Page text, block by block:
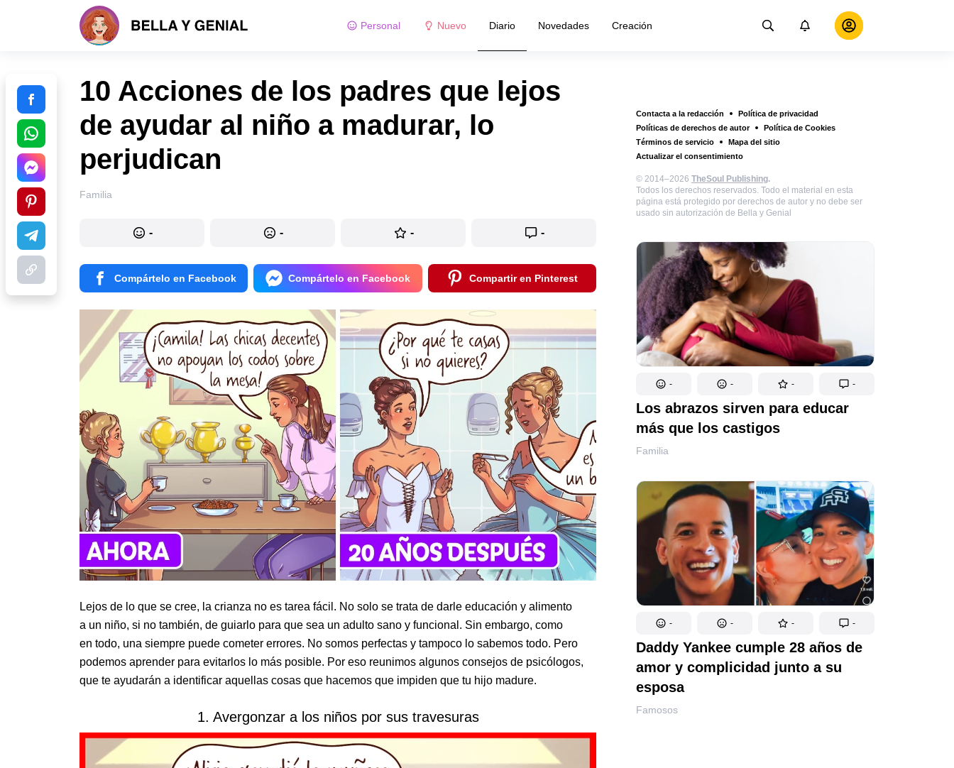
Personal Nuevo Diario Novedades Creación
Contacta a la redacción
Política de privacidad
Políticas de derechos de autor
Política de Cookies
Términos de servicio
Mapa del sitio
Actualizar el consentimiento
© 2014–2026 TheSoul Publishing.
Todos los derechos reservados. Todo el material en esta
página está protegido por derechos de autor y no debe ser
usado sin autorización de Bella y Genial
- - - -
Los abrazos sirven para educar
más que los castigos
Familia
- - - -
Daddy Yankee cumple 28 años de
amor y complicidad junto a su
esposa
Famosos
10 Acciones de los padres que lejos
de ayudar al niño a madurar, lo
perjudican
Familia
- - - -
Compártelo en Facebook Compártelo en Facebook Compartir en Pinterest
Lejos de lo que se cree, la crianza no es tarea fácil. No solo se trata de darle educación y alimento
a un niño, si no también, de guiarlo para que sea un adulto sano y funcional. Sin embargo, como
en todo, una siempre puede cometer errores. No somos perfectas y tampoco lo sabemos todo. Pero
podemos aprender para evitarlos lo más posible. Por eso reunimos algunos consejos de psicólogos,
que te ayudarán a identificar aquellas cosas que hacemos que impiden que tu hijo madure.
1. Avergonzar a los niños por sus travesuras